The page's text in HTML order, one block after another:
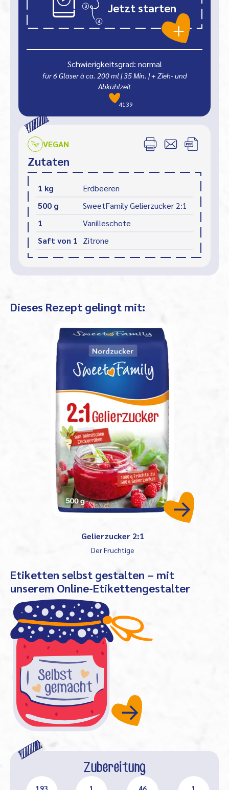
Jetzt starten
Schwierigkeitsgrad: normal
für 6 Gläser à ca. 200 ml|35Min. | + Zieh- und
Abkühlzeit
4139
VEGAN
Zutaten
1 kg
Erdbeeren
500 g
SweetFamily Gelierzucker 2:1
1
Vanilleschote
Saft von 1 Zitrone
Dieses Rezept gelingt mit:
Gelierzucker 2:1
Der Fruchtige
Etiketten selbst gestalten – mit
unserem Online-Etikettengestalter
Zubereitung
193 1 46 1